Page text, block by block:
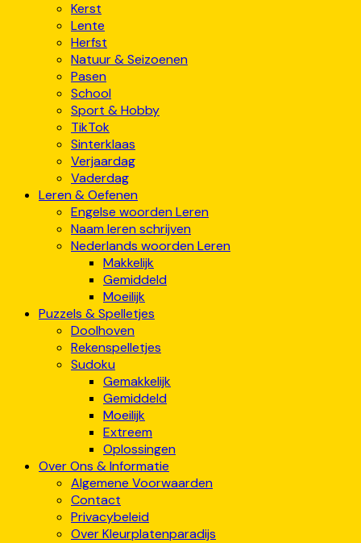
Kerst
Lente
Herfst
Natuur & Seizoenen
Pasen
School
Sport & Hobby
TikTok
Sinterklaas
Verjaardag
Vaderdag
Leren & Oefenen
Engelse woorden Leren
Naam leren schrijven
Nederlands woorden Leren
Makkelijk
Gemiddeld
Moeilijk
Puzzels & Spelletjes
Doolhoven
Rekenspelletjes
Sudoku
Gemakkelijk
Gemiddeld
Moeilijk
Extreem
Oplossingen
Over Ons & Informatie
Algemene Voorwaarden
Contact
Privacybeleid
Over Kleurplatenparadijs